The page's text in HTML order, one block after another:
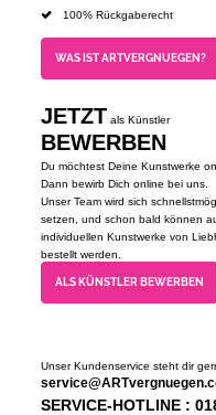
100% Rückgaberecht
WAS IST ARTVERGNUEGEN?
JETZT als Künstler
BEWERBEN
Du möchtest Deine Kunstwerke
Dann bewirb Dich online bei uns.
Unser Team wird sich
setzen, und schon bald können
individuellen Kunstwerke von
bestellt werden.
ALS KÜNSTLER BEWERBEN
Unser Kundenservice steht dir
SERVICE-HOTLINE :